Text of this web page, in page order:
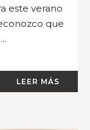
este verano
que
LEER MÁS